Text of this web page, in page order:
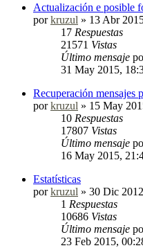
Actualización e posible
porkruzul » 13 Abr
17 Respuestas
21571 Vistas
Último mensaje
31 May 2015,
Recuperación mensajes
porkruzul » 15 May
10 Respuestas
17807 Vistas
Último mensaje
16 May 2015,
Estatísticas
porkruzul » 30 Dic
1 Respuestas
10686 Vistas
Último mensaje
23 Feb 2015,